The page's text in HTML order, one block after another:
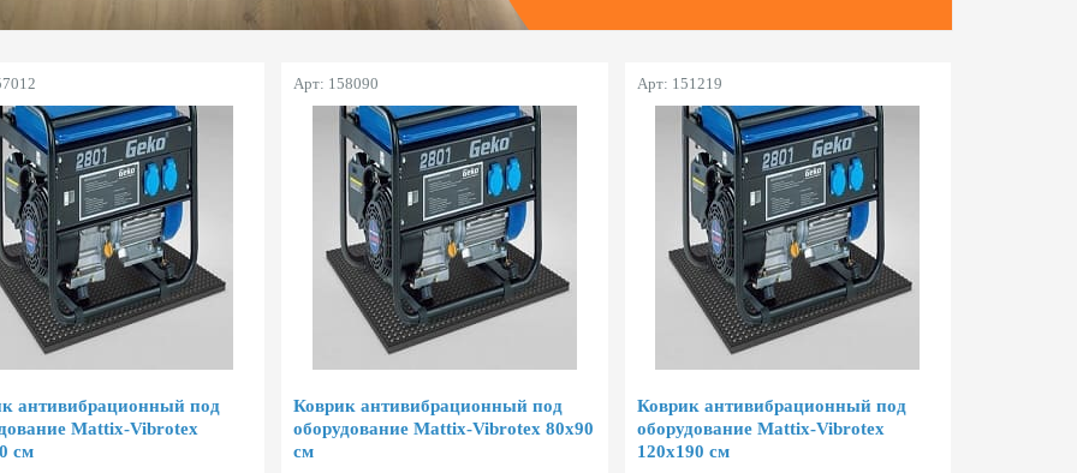
антивибрационный под
Mattix-Vibrotex
см
Арт: 158090
Коврик антивибрационный под
оборудование Mattix-Vibrotex 80х90
см
Арт: 151219
Коврик антивибрационный под
оборудование Mattix-Vibrotex
120х190 см